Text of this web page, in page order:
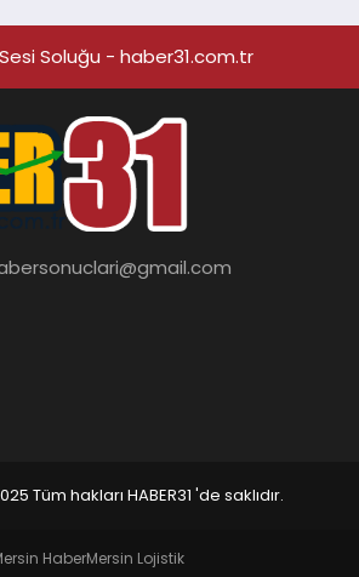
Soluğu - haber31.com.tr
Tüm hakları HABER31 'de saklıdır.
HaberMersin Lojistik